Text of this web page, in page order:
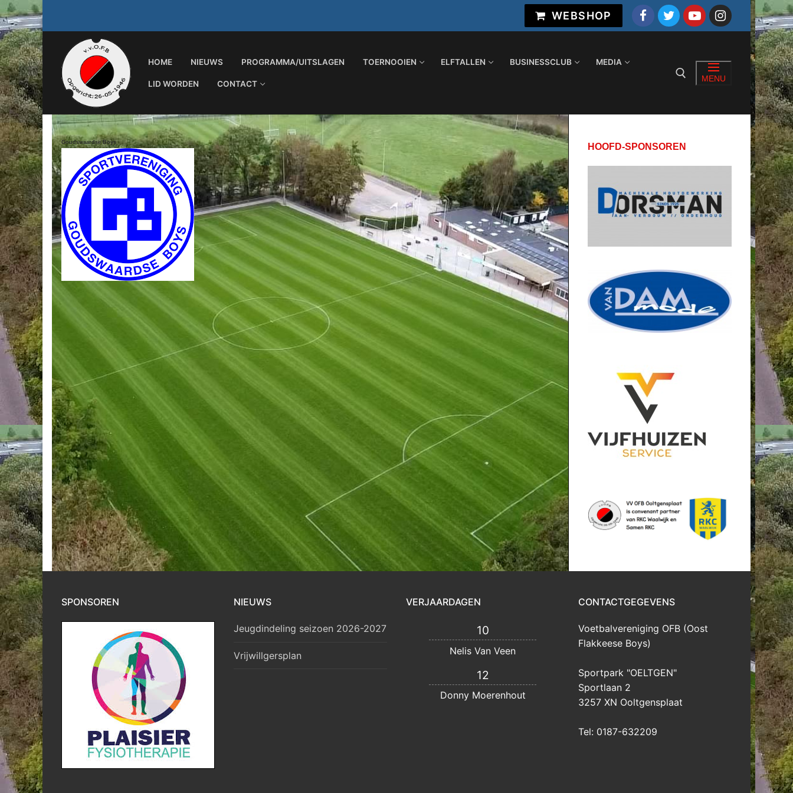
naar
de
inhoud
WEBSHOP
HOME NIEUWS PROGRAMMA/UITSLAGEN TOERNOOIEN ELFTALLEN BUSINESSCLUB MEDIA
LID WORDEN CONTACT
Zoeken naar:
MENU
Goudswaardse Boys HOOFD-SPONSOREN
SPONSOREN NIEUWS
Jeugdindeling seizoen 2026-2027
Vrijwillgersplan
VERJAARDAGEN
10
Nelis Van Veen
12
Donny Moerenhout
CONTACTGEGEVENS
Voetbalvereniging OFB (Oost
Flakkeese Boys)
Sportpark "OELTGEN"
Sportlaan 2
3257 XN Ooltgensplaat
Tel: 0187-632209